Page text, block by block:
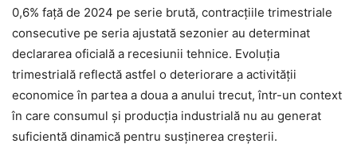
0,6% față de 2024 pe serie brută, contracțiile trimestriale
consecutive pe seria ajustată sezonier au determinat
declararea oficială a recesiunii tehnice. Evoluția
trimestrială reflectă astfel o deteriorare a activității
economice în partea a doua a anului trecut, într-un context
în care consumul și producția industrială nu au generat
suficientă dinamică pentru susținerea creșterii.